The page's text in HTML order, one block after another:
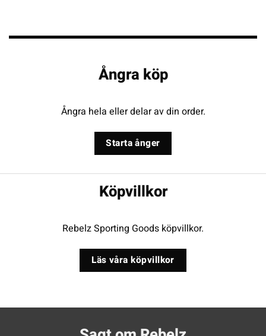
Ångra köp
Ångra hela eller delar av din order.
Starta ånger
Köpvillkor
Rebelz Sporting Goods köpvillkor.
Läs våra köpvillkor